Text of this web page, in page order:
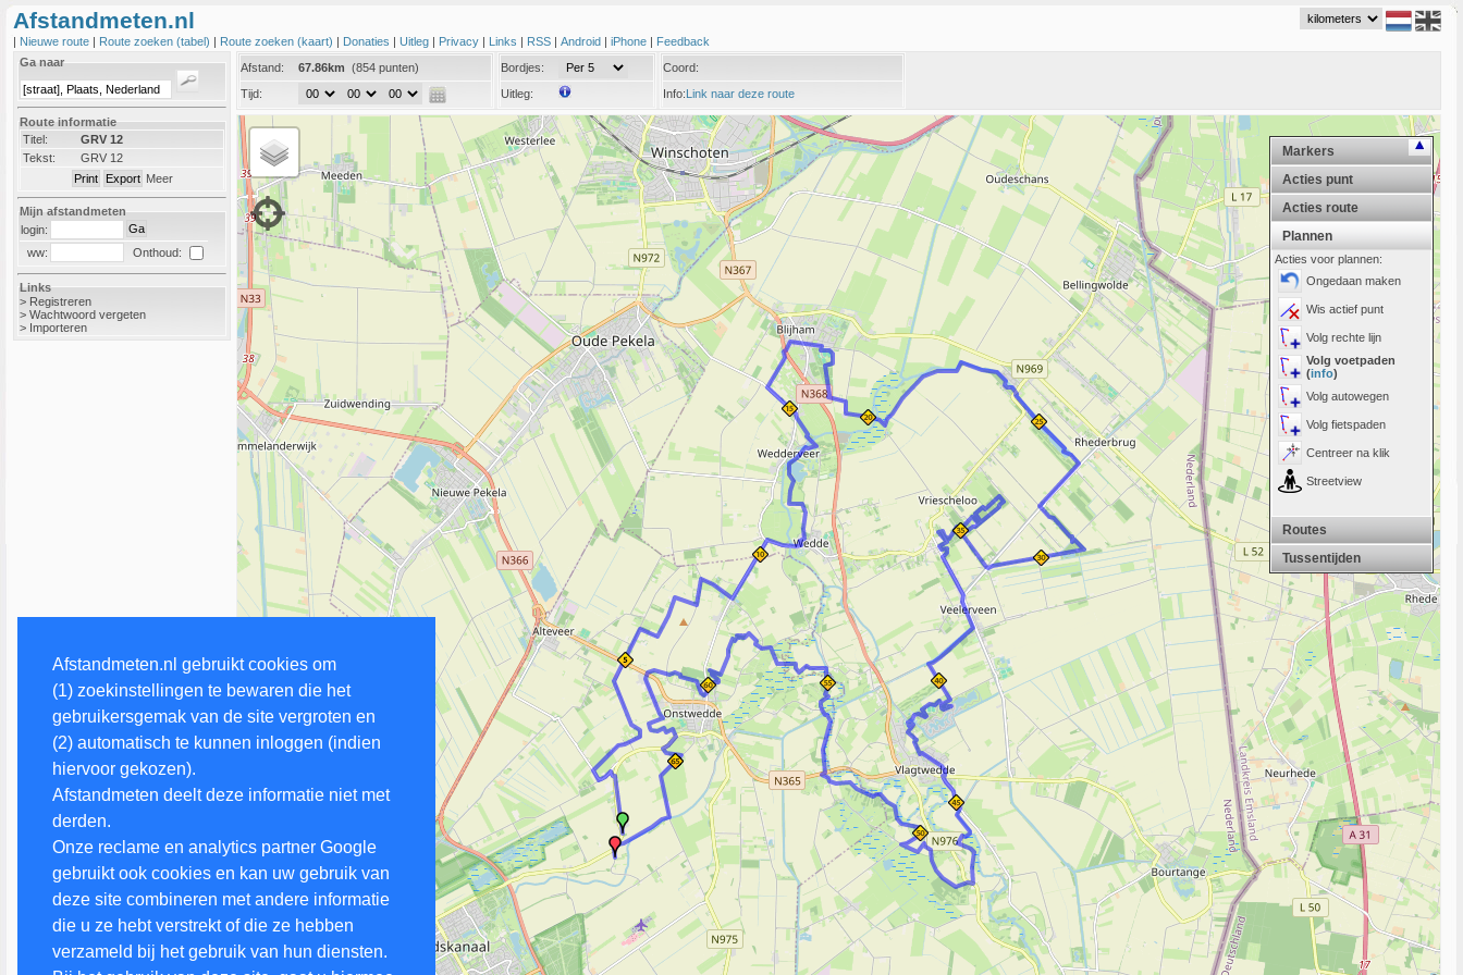
Afstandmeten.nl gebruikt cookies om
(1) zoekinstellingen te bewaren die het
gebruikersgemak van de site vergroten en
(2) automatisch te kunnen inloggen (indien
hiervoor gekozen).
Afstandmeten deelt deze informatie niet met
derden.
Onze reclame en analytics partner Google
gebruikt ook cookies en kan uw gebruik van
deze site combineren met andere informatie
die u ze hebt verstrekt of die ze hebben
verzameld bij het gebruik van hun diensten.
Afstandmeten.nl
| Nieuwe route | Route zoeken (tabel) | Route zoeken (kaart) | Donaties | Uitleg | Privacy | Links | RSS | Android | iPhone | Feedback
Ga naar
Route informatie
Titel:
GRV 12
Tekst:
GRV 12
Meer
Mijn afstandmeten
login:
ww:
Onthoud:
Links
> Registreren
> Wachtwoord vergeten
> Importeren
Afstand: 67.86km
(854 punten)
Tijd:
Bordjes:
Uitleg:
Coord:
Info:Link naar deze route
Markers
Acties punt
Acties route
Plannen
Acties voor plannen:
Ongedaan maken
Wis actief punt
Volg rechte lijn
Volg voetpaden
(info)
Volg autowegen
Volg fietspaden
Centreer na klik
Streetview
Routes
Tussentijden